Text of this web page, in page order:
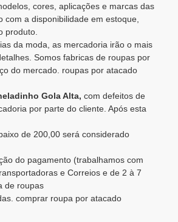
cores, aplicações e marcas das
a disponibilidade em estoque,
produto.
da moda, as mercadoria irão o mais
Somos fabricas de roupas por
do mercado. roupas por atacado
Gola Alta, com defeitos de
por parte do cliente. Após esta
de 200,00 será considerado
do pagamento (trabalhamos com
e Correios e de 2 à 7
de roupas
comprar roupa por atacado